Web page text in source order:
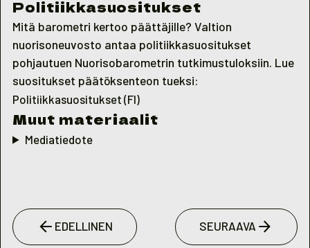
Politiikkasuositukset
Mitä barometri kertoo päättäjille? Valtion
nuorisoneuvosto antaa politiikkasuositukset
pohjautuen Nuorisobarometrin tutkimustuloksiin. Lue
suositukset päätöksenteon tueksi:
Politiikkasuositukset (FI)
Muut materiaalit
Mediatiedote
EDELLINEN SEURAAVA